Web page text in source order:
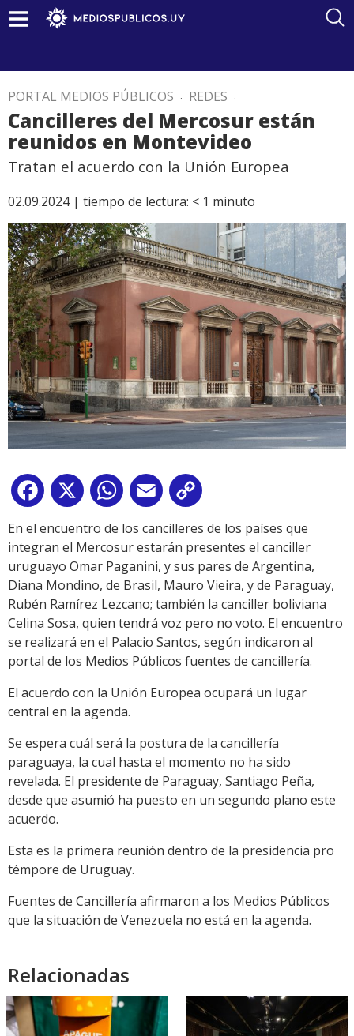
PORTAL MEDIOS PÚBLICOS . REDES .
Cancilleres del Mercosur están
reunidos en Montevideo
Tratan el acuerdo con la Unión Europea
02.09.2024 | tiempo de lectura: < 1 minuto
Facebook
X WhatsApp
Email
Link
En el encuentro de los cancilleres de los países que
integran el Mercosur estarán presentes el canciller
uruguayo Omar Paganini, y sus pares de Argentina,
Diana Mondino, de Brasil, Mauro Vieira, y de Paraguay,
Rubén Ramírez Lezcano; también la canciller boliviana
Celina Sosa, quien tendrá voz pero no voto. El encuentro
se realizará en el Palacio Santos, según indicaron al
portal de los Medios Públicos fuentes de cancillería.
El acuerdo con la Unión Europea ocupará un lugar
central en la agenda.
Se espera cuál será la postura de la cancillería
paraguaya, la cual hasta el momento no ha sido
revelada. El presidente de Paraguay, Santiago Peña,
desde que asumió ha puesto en un segundo plano este
acuerdo.
Esta es la primera reunión dentro de la presidencia pro
témpore de Uruguay.
Fuentes de Cancillería afirmaron a los Medios Públicos
que la situación de Venezuela no está en la agenda.
Relacionadas